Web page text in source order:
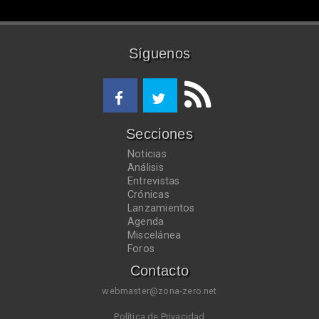
Síguenos
Secciones
Noticias
Análisis
Entrevistas
Crónicas
Lanzamientos
Agenda
Miscelánea
Foros
Contacto
webmaster@zona-zero.net
Política de Privacidad